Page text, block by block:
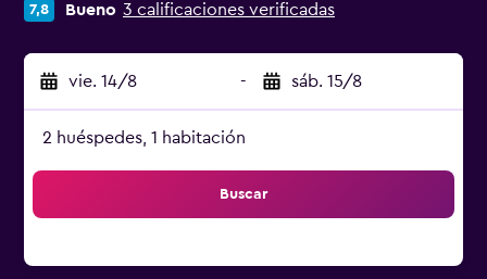
7,8 Bueno 3 calificaciones verificadas
vie. 14/8 - sáb. 15/8
2 huéspedes, 1 habitación
Buscar